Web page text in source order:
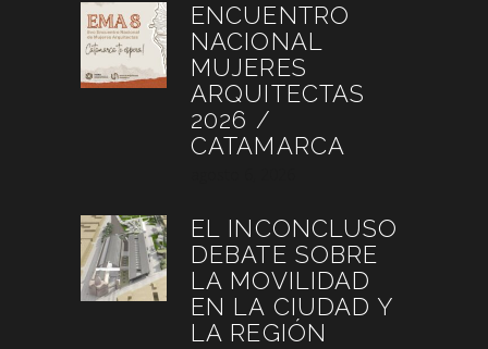
ENCUENTRO
NACIONAL
MUJERES
ARQUITECTAS
2026 /
CATAMARCA
EL INCONCLUSO
DEBATE SOBRE
LA MOVILIDAD
EN LA CIUDAD Y
LA REGIÓN